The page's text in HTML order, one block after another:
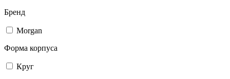
Бренд
Morgan
Форма корпуса
Круг